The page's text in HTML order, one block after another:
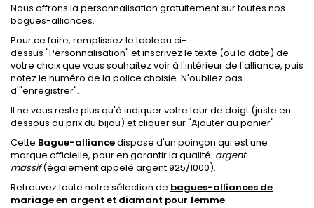
Nous offrons la personnalisation gratuitement sur toutes nos
bagues-alliances.
Pour ce faire, remplissez le tableau ci-
dessus "Personnalisation" et inscrivez le texte (ou la date) de
votre choix que vous souhaitez voir à l'intérieur de l'alliance, puis
notez le numéro de la police choisie. N'oubliez pas
d'"enregistrer".
Il ne vous reste plus qu'à indiquer votre tour de doigt (juste en
dessous du prix du bijou) et cliquer sur "Ajouter au panier".
Cette Bague-alliancedispose d'un poinçon qui est une
marque officielle, pour en garantir la qualité: argent
massif(également appelé argent 925/1000).
Retrouvez toute notre sélection de bagues-alliances de
mariage en argent et diamant pour femme.